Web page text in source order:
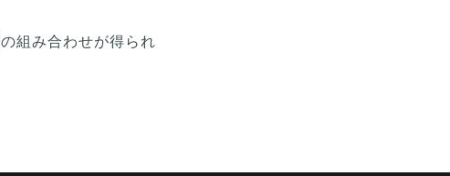
の組み合わせが得られ